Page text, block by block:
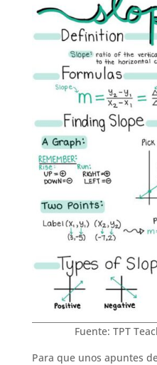
Fuente: TPT
Para que unos apuntes